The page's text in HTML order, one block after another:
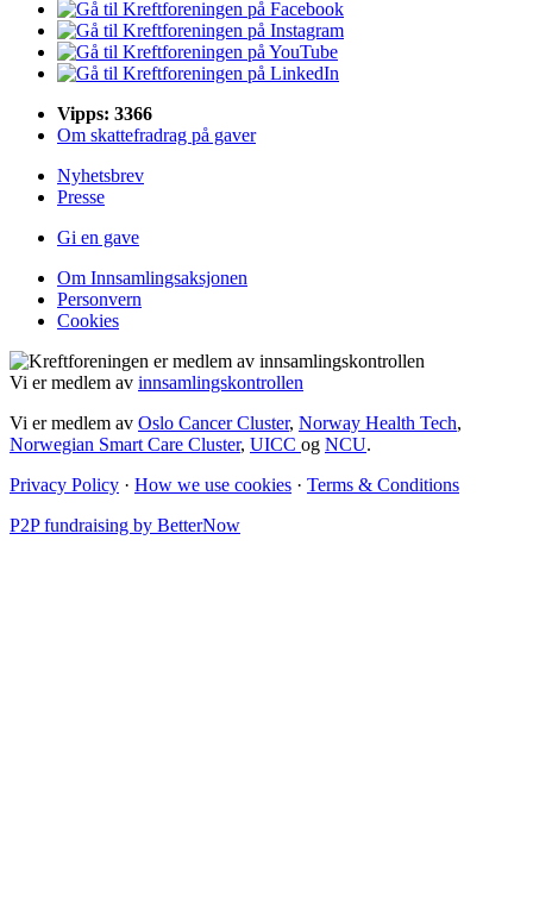
Vipps: 3366
Om skattefradrag på gaver
Nyhetsbrev
Presse
Gi en gave
Om Innsamlingsaksjonen
Personvern
Cookies
Vi er medlem av innsamlingskontrollen
Vi er medlem av Oslo Cancer Cluster, Norway Health Tech,
Norwegian Smart Care Cluster, UICC og NCU.
Privacy Policy · How we use cookies · Terms & Conditions
P2P fundraising by BetterNow